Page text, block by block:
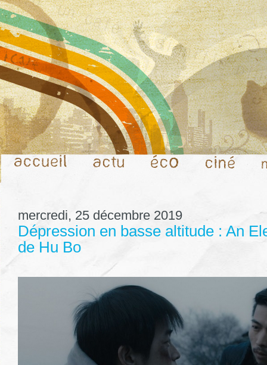
mercredi, 25 décembre 2019
Dépression en basse altitude : An
de Hu Bo